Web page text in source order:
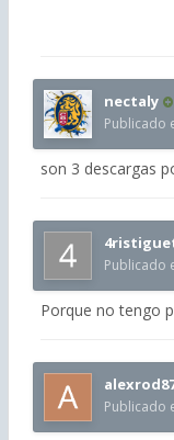
nectaly
Publicado
son 3 descargas
Publicado
Porque no tengo
Publicado